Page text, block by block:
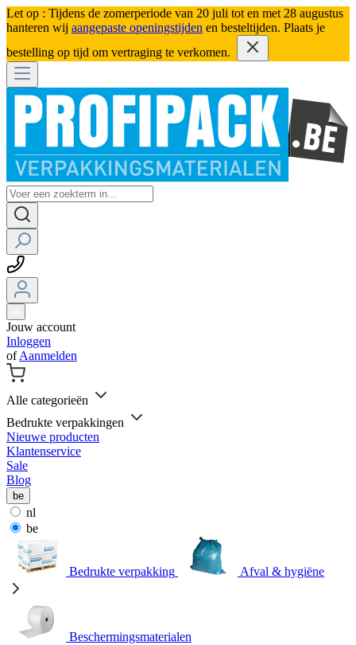
Let op : Tijdens de zomerperiode van 20 juli tot en met 28 augustus
hanteren wij aangepaste openingstijden en besteltijden. Plaats je
bestelling op tijd om vertraging te verkomen.
Jouw account
Inloggen
ofAanmelden
Alle categorieën
Bedrukte verpakkingen
Nieuwe producten
Klantenservice
Sale
Blog
be
nl
be
Bedrukte verpakking Afval & hygiëne
Beschermingsmaterialen